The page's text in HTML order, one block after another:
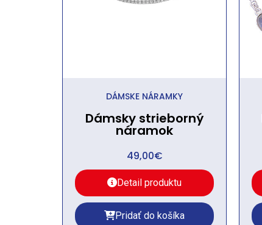
DÁMSKE NÁRAMKY
Dámsky strieborný
náramok
49,00€
Detail produktu
Pridať do košíka